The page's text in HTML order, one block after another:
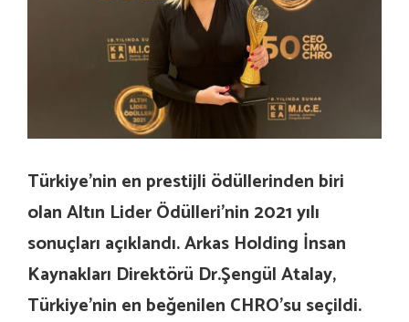
Türkiye’nin en prestijli ödüllerinden biri
olan Altın Lider Ödülleri’nin 2021 yılı
sonuçları açıklandı. Arkas Holding İnsan
Kaynakları Direktörü Dr.Şengül Atalay,
Türkiye’nin en beğenilen CHRO’su seçildi.